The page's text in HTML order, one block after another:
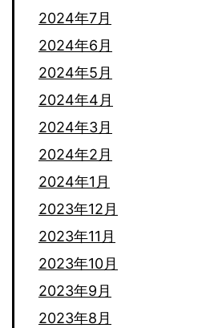
2024年7月
2024年6月
2024年5月
2024年4月
2024年3月
2024年2月
2024年1月
2023年12月
2023年11月
2023年10月
2023年9月
2023年8月